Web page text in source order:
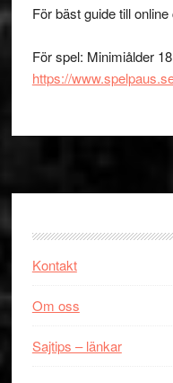
För bäst guide till
För spel: Minimiålder
https://
Kontakt
Om oss
Sajtips – länkar